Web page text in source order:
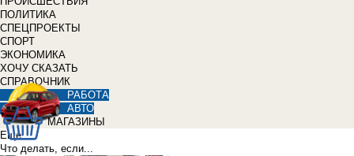
ПОЛИТИКА
СПЕЦПРОЕКТЫ
СПОРТ
ЭКОНОМИКА
ХОЧУ СКАЗАТЬ
СПРАВОЧНИК
РАБОТА
АВТО
МАГАЗИНЫ
Еще
Что делать, если...